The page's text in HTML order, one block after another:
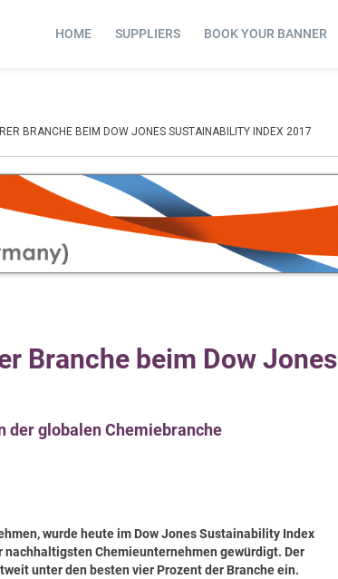
HOME SUPPLIERS BOOK YOUR BANNER
BRANCHE BEIM DOW JONES SUSTAINABILITY INDEX 2017
Branche beim Dow Jones
der globalen Chemiebranche
wurde heute im Dow Jones Sustainability Index
Chemieunternehmen gewürdigt. Der
unter den besten vier Prozent der Branche ein.